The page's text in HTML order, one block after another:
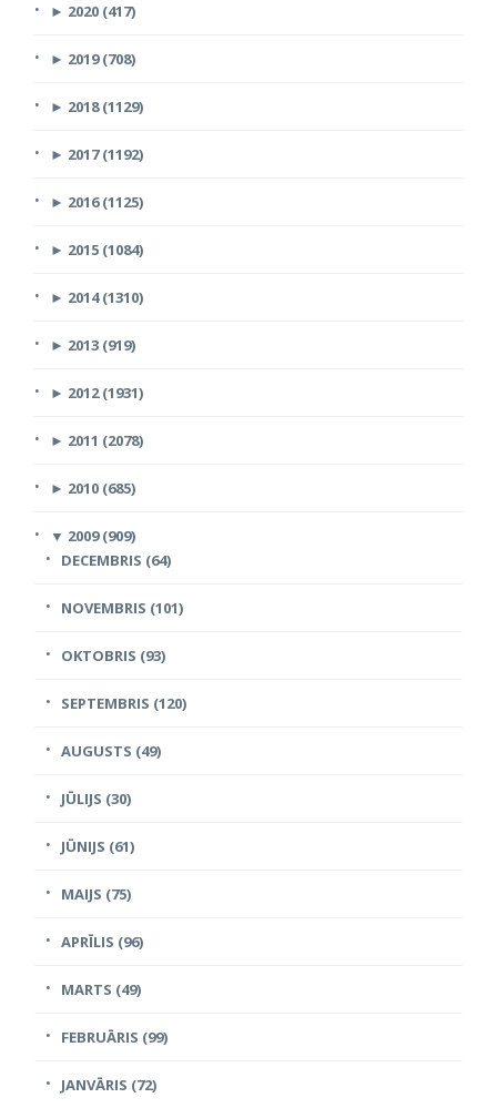
► 2020 (417)
► 2019 (708)
► 2018 (1129)
► 2017 (1192)
► 2016 (1125)
► 2015 (1084)
► 2014 (1310)
► 2013 (919)
► 2012 (1931)
► 2011 (2078)
► 2010 (685)
▼ 2009 (909)
DECEMBRIS (64)
NOVEMBRIS (101)
OKTOBRIS (93)
SEPTEMBRIS (120)
AUGUSTS (49)
JŪLIJS (30)
JŪNIJS (61)
MAIJS (75)
APRĪLIS (96)
MARTS (49)
FEBRUĀRIS (99)
JANVĀRIS (72)